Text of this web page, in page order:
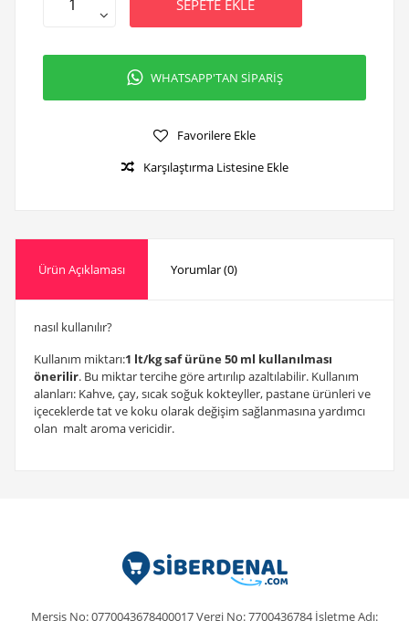
SEPETE EKLE
WHATSAPP'TAN SİPARİŞ
Favorilere Ekle
Karşılaştırma Listesine Ekle
Ürün Açıklaması Yorumlar (0)
nasıl kullanılır?
Kullanım miktarı:1 lt/kg saf ürüne 50 ml kullanılması
önerilir. Bu miktar tercihe göre artırılıp azaltılabilir. Kullanım
alanları: Kahve, çay, sıcak soğuk kokteyller, pastane ürünleri ve
içeceklerde tat ve koku olarak değişim sağlanmasına yardımcı
olan malt aroma vericidir.
Mersis No: 0770043678400017 Vergi No: 7700436784 İşletme Adı: